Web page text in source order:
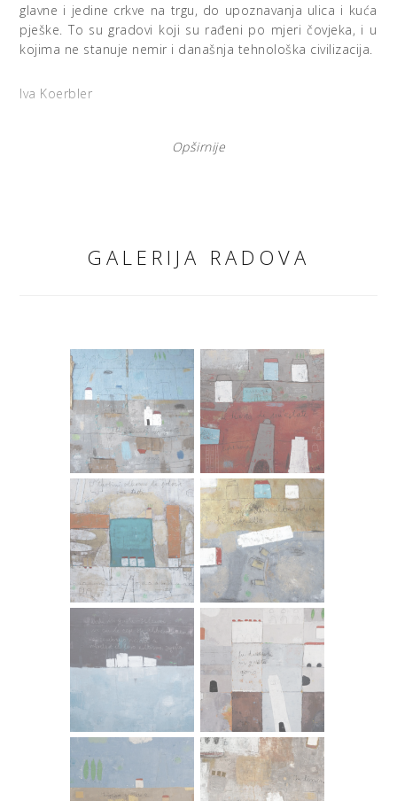
glavne i jedine crkve na trgu, do upoznavanja ulica i kuća
pješke. To su gradovi koji su rađeni po mjeri čovjeka, i u
kojima ne stanuje nemir i današnja tehnološka civilizacija.
Iva Koerbler
Opširnije
GALERIJA RADOVA